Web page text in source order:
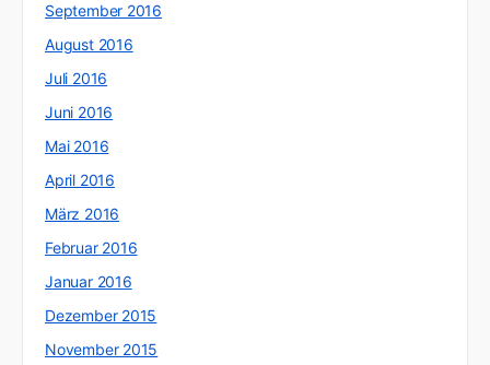
September 2016
August 2016
Juli 2016
Juni 2016
Mai 2016
April 2016
März 2016
Februar 2016
Januar 2016
Dezember 2015
November 2015